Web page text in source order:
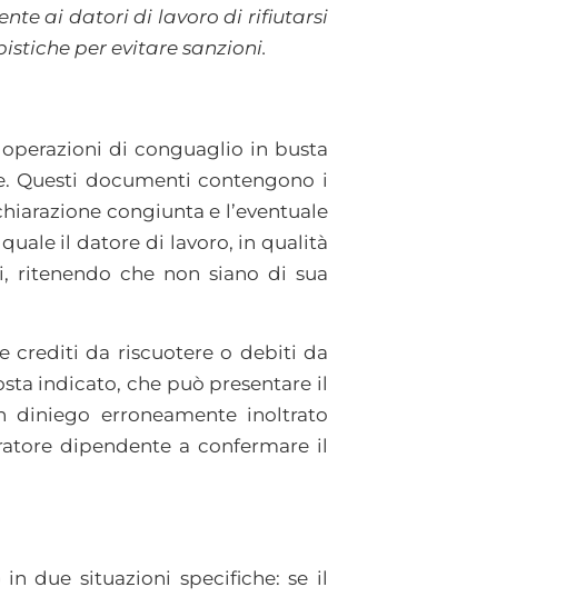
ai datori di lavoro di rifiutarsi
per evitare sanzioni.
di conguaglio in busta
Questi documenti contengono i
congiunta e l’eventuale
il datore di lavoro, in qualità
ritenendo che non siano di sua
crediti da riscuotere o debiti da
indicato, che può presentare il
erroneamente inoltrato
dipendente a confermare il
in due situazioni specifiche: se il